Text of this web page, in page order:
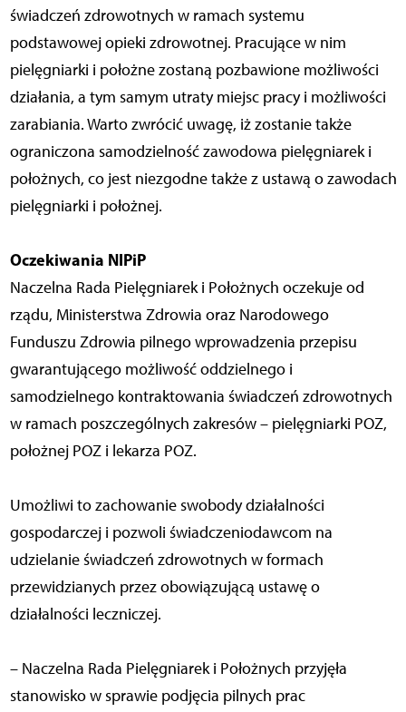
świadczeń zdrowotnych w ramach systemu
podstawowej opieki zdrowotnej. Pracujące w nim
pielęgniarki i położne zostaną pozbawione możliwości
działania, a tym samym utraty miejsc pracy i możliwości
zarabiania. Warto zwrócić uwagę, iż zostanie także
ograniczona samodzielność zawodowa pielęgniarek i
położnych, co jest niezgodne także z ustawą o zawodach
pielęgniarki i położnej.
Oczekiwania NIPiP
Naczelna Rada Pielęgniarek i Położnych oczekuje od
rządu, Ministerstwa Zdrowia oraz Narodowego
Funduszu Zdrowia pilnego wprowadzenia przepisu
gwarantującego możliwość oddzielnego i
samodzielnego kontraktowania świadczeń zdrowotnych
w ramach poszczególnych zakresów – pielęgniarki POZ,
położnej POZ i lekarza POZ.
Umożliwi to zachowanie swobody działalności
gospodarczej i pozwoli świadczeniodawcom na
udzielanie świadczeń zdrowotnych w formach
przewidzianych przez obowiązującą ustawę o
działalności leczniczej.
– Naczelna Rada Pielęgniarek i Położnych przyjęła
stanowisko w sprawie podjęcia pilnych prac